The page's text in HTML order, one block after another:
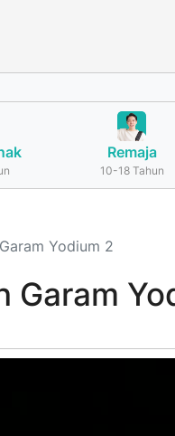
Remaja
10-18 Tahun
Yodium 2
Garam